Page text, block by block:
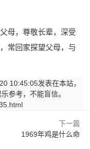
母，尊敬长辈，深受
常回家探望父母，与
10:45:05发表在本站，
参考，不能盲信。
下一篇
1969年鸡是什么命